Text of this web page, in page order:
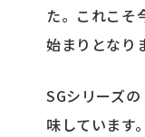
た。これこそ
始まりとなり
SGシリーズ
味しています